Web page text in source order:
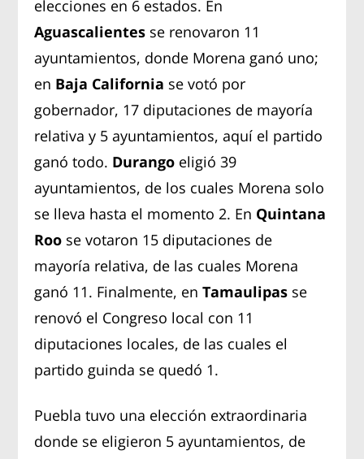
elecciones en 6 estados. En
Aguascalientes se renovaron 11
ayuntamientos, donde Morena ganó uno;
en Baja California se votó por
gobernador, 17 diputaciones de mayoría
relativa y 5 ayuntamientos, aquí el partido
ganó todo. Durango eligió 39
ayuntamientos, de los cuales Morena solo
se lleva hasta el momento 2. En Quintana
Roo se votaron 15 diputaciones de
mayoría relativa, de las cuales Morena
ganó 11. Finalmente, enTamaulipas se
renovó el Congreso local con 11
diputaciones locales, de las cuales el
partido guinda se quedó 1.
Puebla tuvo una elección extraordinaria
donde se eligieron 5 ayuntamientos, de